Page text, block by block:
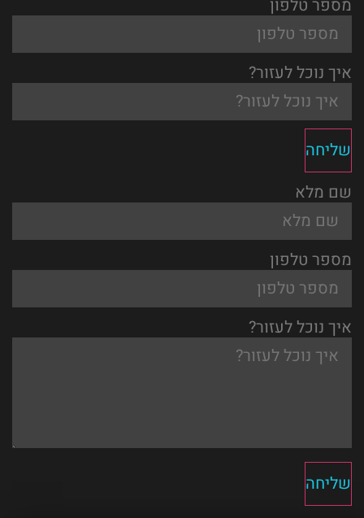
מספר טלפון
איך נוכל לעזור?
שליחה
שם מלא
מספר טלפון
איך נוכל לעזור?
שליחה